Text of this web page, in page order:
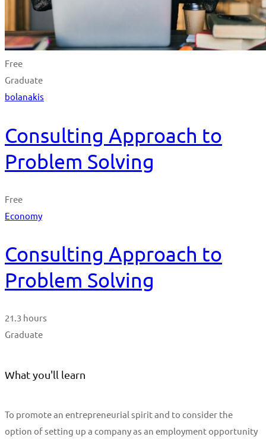
Free
Graduate
bolanakis
Consulting Approach to
Problem Solving
Free
Economy
Consulting Approach to
Problem Solving
21.3 hours
Graduate
What you'll learn
To promote an entrepreneurial spirit and to consider the
option of setting up a company as an employment opportunity